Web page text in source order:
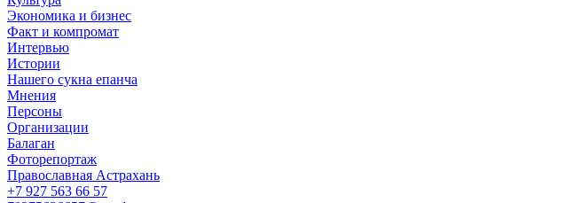
Экономика и бизнес
Факт и компромат
Интервью
Истории
Нашего сукна епанча
Мнения
Персоны
Организации
Балаган
Фоторепортаж
Православная Астрахань
+7 927 563 66 57